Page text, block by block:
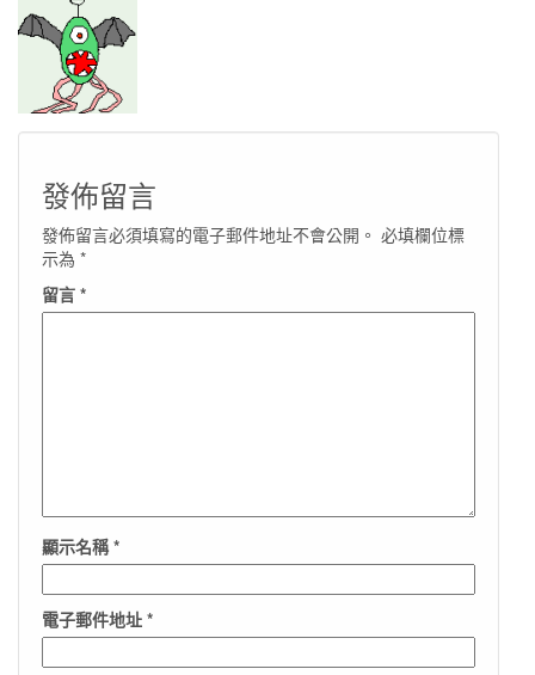
發佈留言
發佈留言必須填寫的電子郵件地址不會公開。 必填欄位標
示為 *
留言 *
顯示名稱*
電子郵件地址 *